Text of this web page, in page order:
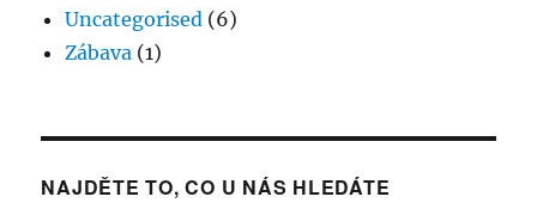
Uncategorised (6)
Zábava (1)
NAJDĚTE TO, CO U NÁS HLEDÁTE